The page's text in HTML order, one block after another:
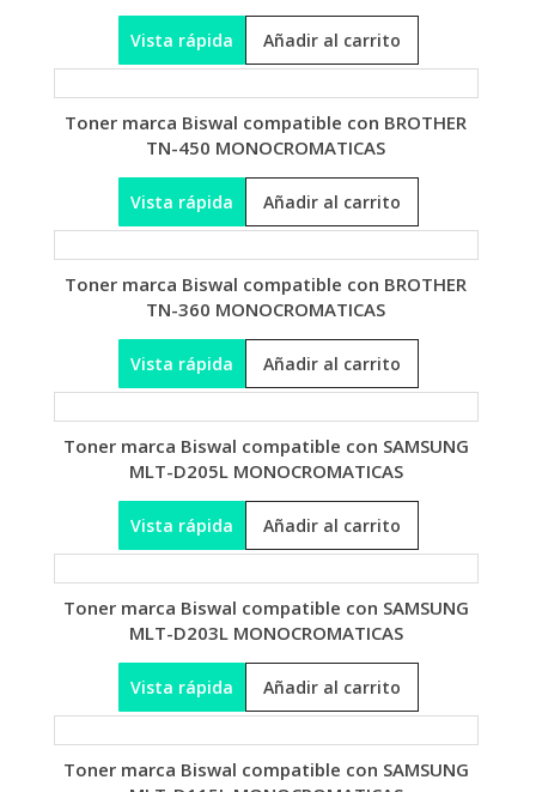
Añadir al carrito
Vista rápida
Toner marca Biswal compatible con BROTHER
TN-450 MONOCROMATICAS
Añadir al carrito
Vista rápida
Toner marca Biswal compatible con BROTHER
TN-360 MONOCROMATICAS
Añadir al carrito
Vista rápida
Toner marca Biswal compatible con SAMSUNG
MLT-D205L MONOCROMATICAS
Añadir al carrito
Vista rápida
Toner marca Biswal compatible con SAMSUNG
MLT-D203L MONOCROMATICAS
Añadir al carrito
Vista rápida
Toner marca Biswal compatible con SAMSUNG